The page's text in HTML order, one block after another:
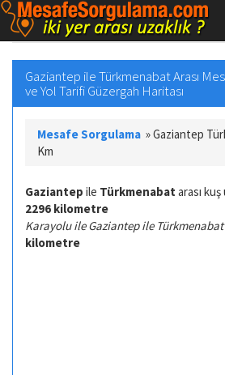
Gaziantep ile Türkmenabat Arası
ve Yol Tarifi Güzergah Haritası
Mesafe Sorgulama »Gaziantep
Km
Gaziantep ile Türkmenabat arası
2296 kilometre
Karayolu ile Gaziantep ile Türkmenabat
kilometre